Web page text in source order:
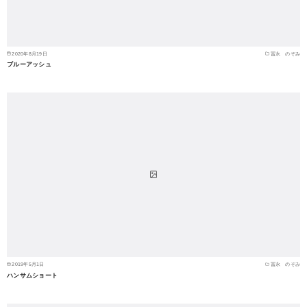
2020年8月19日 冨永 のぞみ
ブルーアッシュ
2019年5月1日 冨永 のぞみ
ハンサムショート